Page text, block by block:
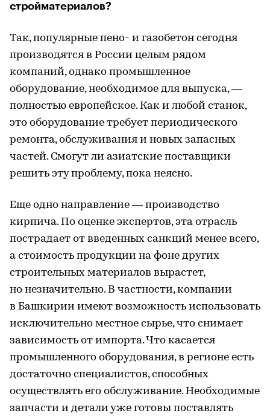
стройматериалов?
Так, популярные пено- и газобетон сегодня
производятся в России целым рядом
компаний, однако промышленное
оборудование, необходимое для выпуска, —
полностью европейское. Как и любой станок,
это оборудование требует периодического
ремонта, обслуживания и новых запасных
частей. Смогут ли азиатские поставщики
решить эту проблему, пока неясно.
Еще одно направление — производство
кирпича. По оценке экспертов, эта отрасль
пострадает от введенных санкций менее всего,
а стоимость продукции на фоне других
строительных материалов вырастет,
но незначительно. В частности, компании
в Башкирии имеют возможность использовать
исключительно местное сырье, что снимает
зависимость от импорта. Что касается
промышленного оборудования, в регионе есть
достаточно специалистов, способных
осуществлять его обслуживание. Необходимые
запчасти и детали уже готовы поставлять